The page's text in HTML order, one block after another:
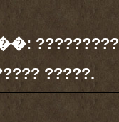
?????.